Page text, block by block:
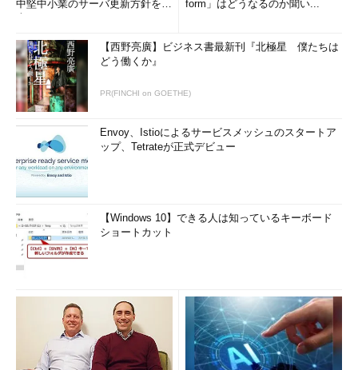
中堅中小業のサーバ更新方針を調
form」はどうなるのか聞い...
【西野亮廣】ビジネス書最新刊『北極星 僕たちは
どう働くか』
PR(FINCHI on GOETHE)
Envoy、Istioによるサービスメッシュのスタートア
ップ、Tetrateが正式デビュー
【Windows 10】できる人は知っているキーボード
ショートカット